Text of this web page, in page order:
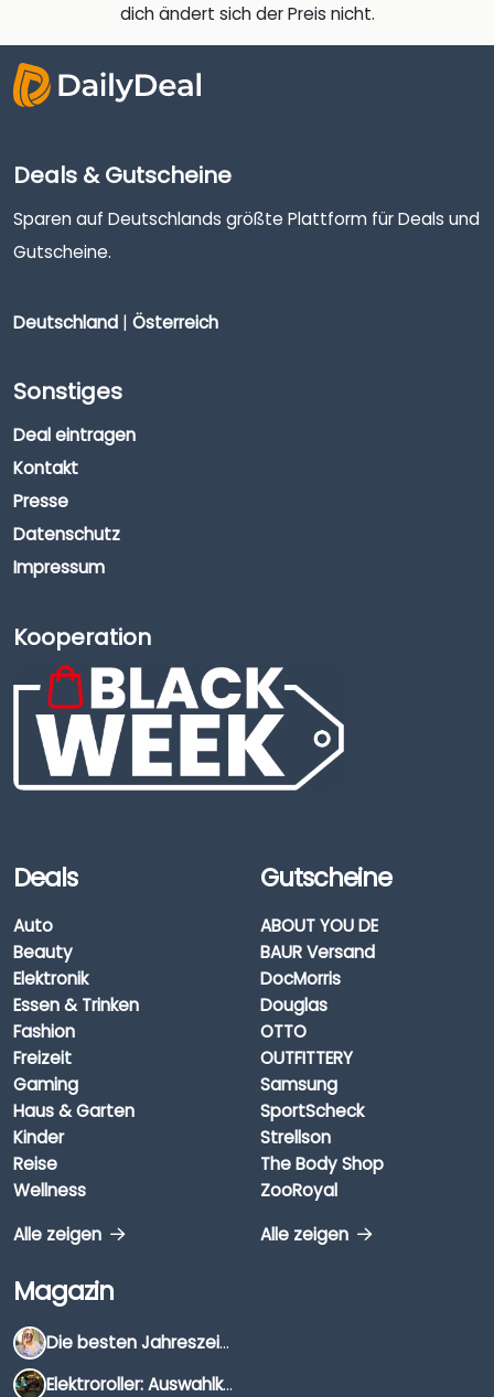
dich ändert sich der Preis nicht.
Deals & Gutscheine
Sparen auf Deutschlands größte Plattform für Deals und
Gutscheine.
Deutschland | Österreich
Sonstiges
Deal eintragen
Kontakt
Presse
Datenschutz
Impressum
Kooperation
Deals
Auto
Beauty
Elektronik
Essen & Trinken
Fashion
Freizeit
Gaming
Haus & Garten
Kinder
Reise
Wellness
Alle zeigen
Gutscheine
ABOUT YOU DE
BAUR Versand
DocMorris
Douglas
OTTO
OUTFITTERY
Samsung
SportScheck
Strellson
The Body Shop
ZooRoyal
Alle zeigen
Magazin
Die besten Jahreszeiten für Schnäppchenjäger
Elektroroller: Auswahlkriterien, Unterschiede & Tipps